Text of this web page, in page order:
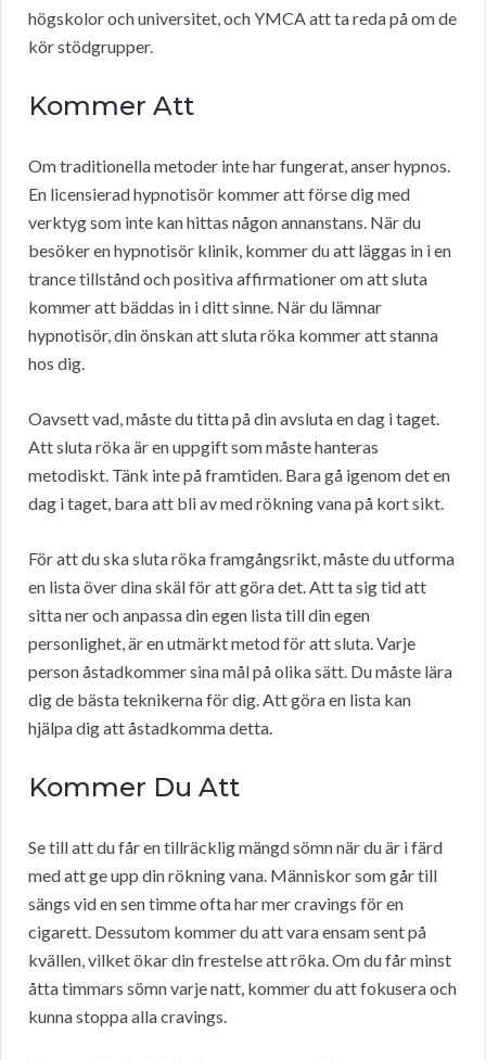
högskolor och universitet, och YMCA att ta reda på om de
kör stödgrupper.
Kommer Att
Om traditionella metoder inte har fungerat, anser hypnos.
En licensierad hypnotisör kommer att förse dig med
verktyg som inte kan hittas någon annanstans. När du
besöker en hypnotisör klinik, kommer du att läggas in i en
trance tillstånd och positiva affirmationer om att sluta
kommer att bäddas in i ditt sinne. När du lämnar
hypnotisör, din önskan att sluta röka kommer att stanna
hos dig.
Oavsett vad, måste du titta på din avsluta en dag i taget.
Att sluta röka är en uppgift som måste hanteras
metodiskt. Tänk inte på framtiden. Bara gå igenom det en
dag i taget, bara att bli av med rökning vana på kort sikt.
För att du ska sluta röka framgångsrikt, måste du utforma
en lista över dina skäl för att göra det. Att ta sig tid att
sitta ner och anpassa din egen lista till din egen
personlighet, är en utmärkt metod för att sluta. Varje
person åstadkommer sina mål på olika sätt. Du måste lära
dig de bästa teknikerna för dig. Att göra en lista kan
hjälpa dig att åstadkomma detta.
Kommer Du Att
Se till att du får en tillräcklig mängd sömn när du är i färd
med att ge upp din rökning vana. Människor som går till
sängs vid en sen timme ofta har mer cravings för en
cigarett. Dessutom kommer du att vara ensam sent på
kvällen, vilket ökar din frestelse att röka. Om du får minst
åtta timmars sömn varje natt, kommer du att fokusera och
kunna stoppa alla cravings.